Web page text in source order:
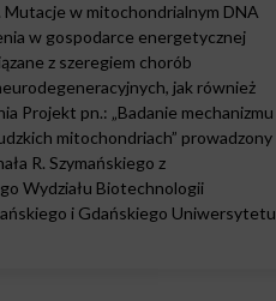
Mutacje w mitochondrialnym DNA
w gospodarce energetycznej
z szeregiem chorób
jak również
Projekt pn.: „Badanie mechanizmu
mitochondriach” prowadzony
R. Szymańskiego z
Wydziału Biotechnologii
i Gdańskiego Uniwersytetu